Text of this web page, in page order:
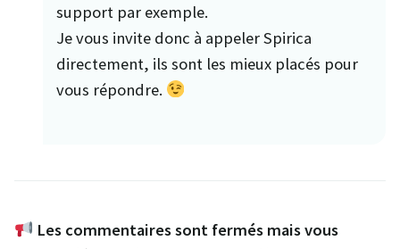
support par exemple.
Je vous invite donc à appeler Spirica
directement, ils sont les mieux placés pour
vous répondre.
Les commentaires sont fermés mais vous